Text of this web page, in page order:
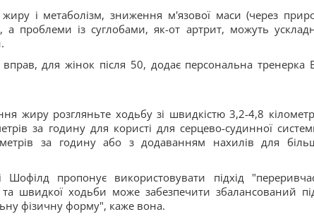
і метаболізм, зниження м'язової маси (через
а проблеми із суглобами, як-от артрит, можуть
для жінок після 50, додає персональна тренерка
жиру розгляньте ходьбу зі швидкістю 3,2-4,8
за годину для користі для серцево-судинної
за годину або з додаванням нахилів для
пропонує використовувати підхід
швидкої ходьби може забезпечити збалансований
фізичну форму", каже вона.